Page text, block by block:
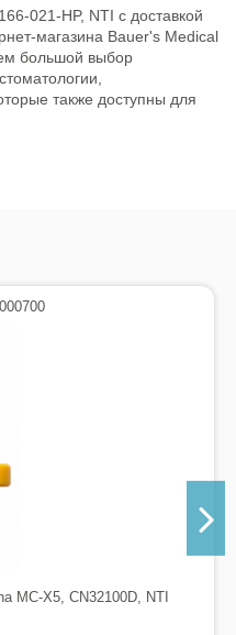
021-HP, NTI с доставкой
магазина Bauer's Medical
большой выбор
также доступны для
MC-X5, CN32100D, NTI